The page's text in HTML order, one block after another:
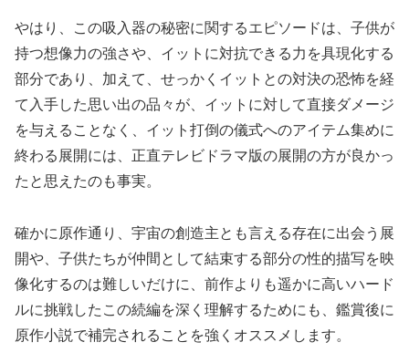
やはり、この吸入器の秘密に関するエピソードは、子供が
持つ想像力の強さや、イットに対抗できる力を具現化する
部分であり、加えて、せっかくイットとの対決の恐怖を経
て入手した思い出の品々が、イットに対して直接ダメージ
を与えることなく、イット打倒の儀式へのアイテム集めに
終わる展開には、正直テレビドラマ版の展開の方が良かっ
たと思えたのも事実。
確かに原作通り、宇宙の創造主とも言える存在に出会う展
開や、子供たちが仲間として結束する部分の性的描写を映
像化するのは難しいだけに、前作よりも遥かに高いハード
ルに挑戦したこの続編を深く理解するためにも、鑑賞後に
原作小説で補完されることを強くオススメします。